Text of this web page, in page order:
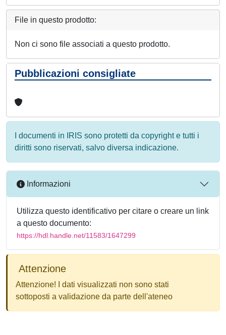
File in questo prodotto:
Non ci sono file associati a questo prodotto.
Pubblicazioni consigliate
I documenti in IRIS sono protetti da copyright e tutti i
diritti sono riservati, salvo diversa indicazione.
Informazioni
Utilizza questo identificativo per citare o creare un link
a questo documento:
https://hdl.handle.net/11583/1647299
Attenzione
Attenzione! I dati visualizzati non sono stati
sottoposti a validazione da parte dell'ateneo